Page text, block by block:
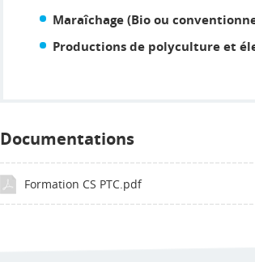
Maraîchage (Bio ou
Productions de polyculture et
Documentations
Formation CS PTC.pdf